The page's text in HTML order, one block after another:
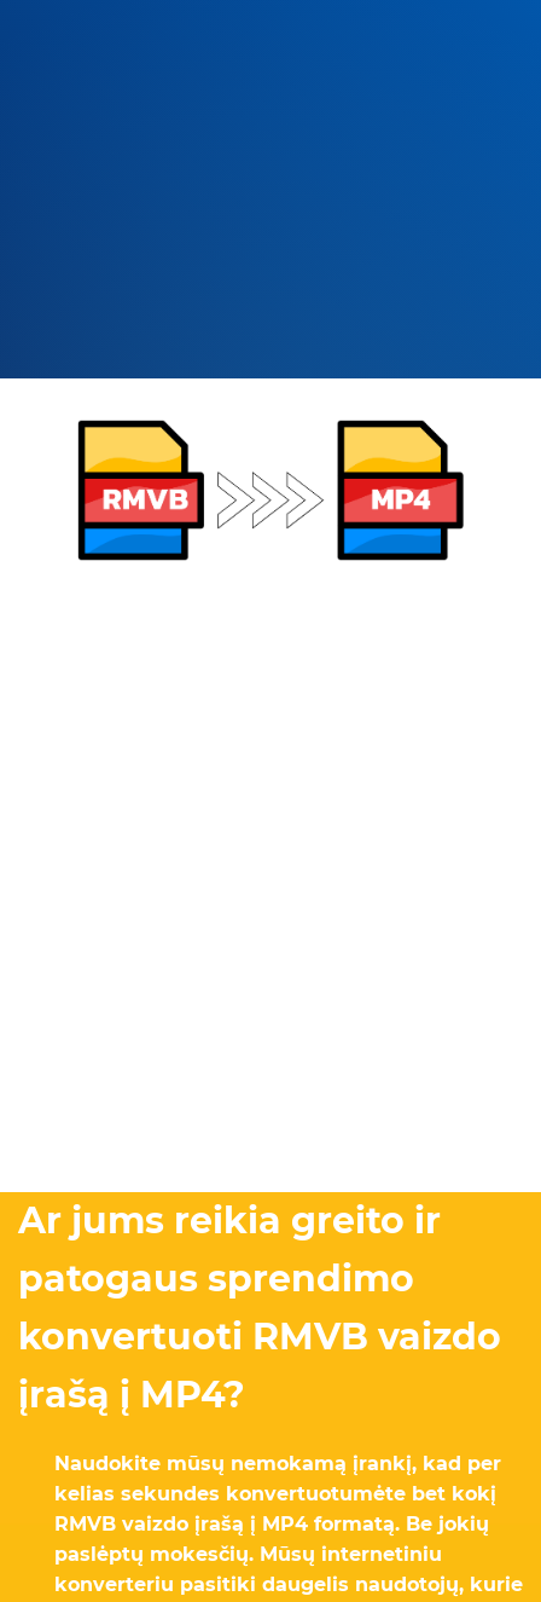
Ar jums reikia greito ir
patogaus sprendimo
konvertuoti RMVB vaizdo
įrašą į MP4?
Naudokite mūsų nemokamą įrankį, kad per
kelias sekundes konvertuotumėte bet kokį
RMVB vaizdo įrašą į MP4 formatą. Be jokių
paslėptų mokesčių. Mūsų internetiniu
konverteriu pasitiki daugelis naudotojų, kurie